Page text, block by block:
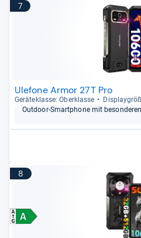
7
Ulefone Armor 27T Pro
Gerä­te­klasse: Ober­klasse
Out­door-​Smart­phone mit
8